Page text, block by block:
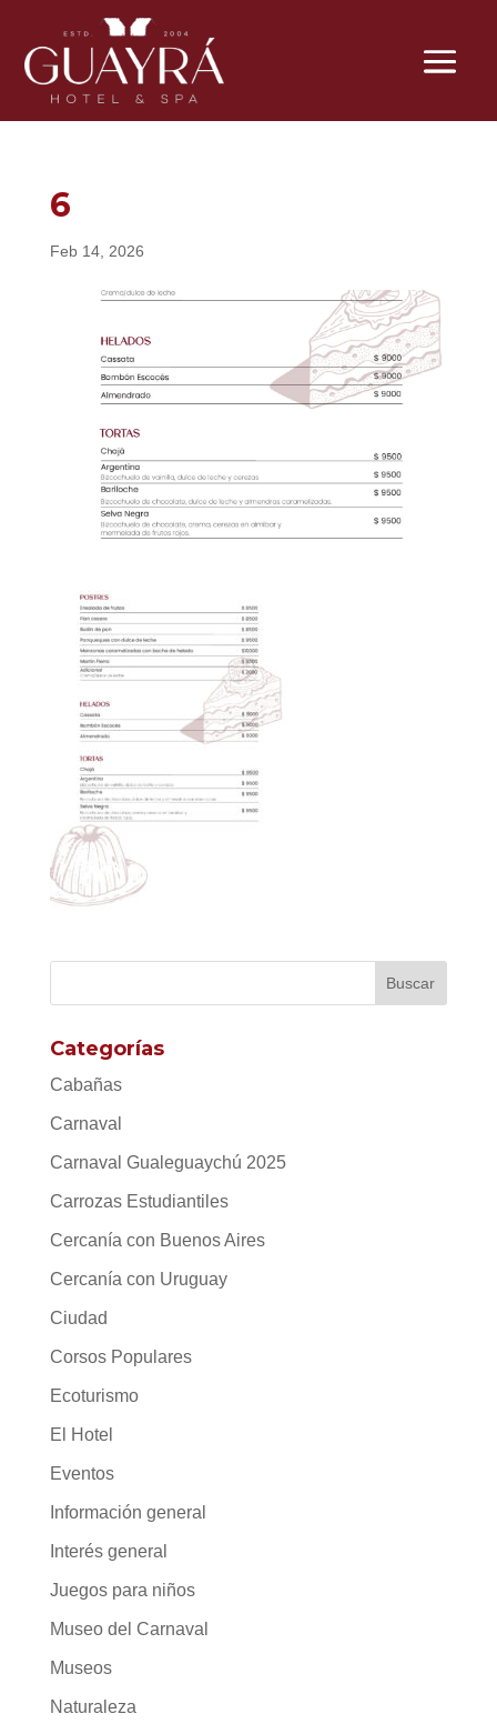
6
Feb 14, 2026
Categorías
Cabañas
Carnaval
Carnaval Gualeguaychú 2025
Carrozas Estudiantiles
Cercanía con Buenos Aires
Cercanía con Uruguay
Ciudad
Corsos Populares
Ecoturismo
El Hotel
Eventos
Información general
Interés general
Juegos para niños
Museo del Carnaval
Museos
Naturaleza